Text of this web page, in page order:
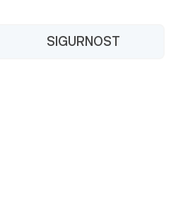
SIGURNOST